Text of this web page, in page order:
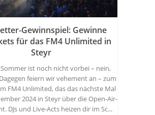
Gewinnspiel: Gewinne
für das FM4 Unlimited in
Steyr
ist noch nicht vorbei – nein,
feiern wir vehement an – zum
FM4 Unlimited, das das nächste Mal
2024 in Steyr über die Open-Air-
DJs und Live-Acts heizen dir im Sc...